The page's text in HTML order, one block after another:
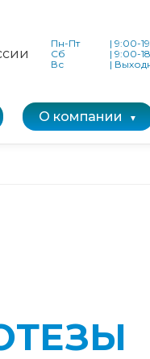
Пн-Пт | 9:00-
Сб
| 9:00-
Вс
|
О компании